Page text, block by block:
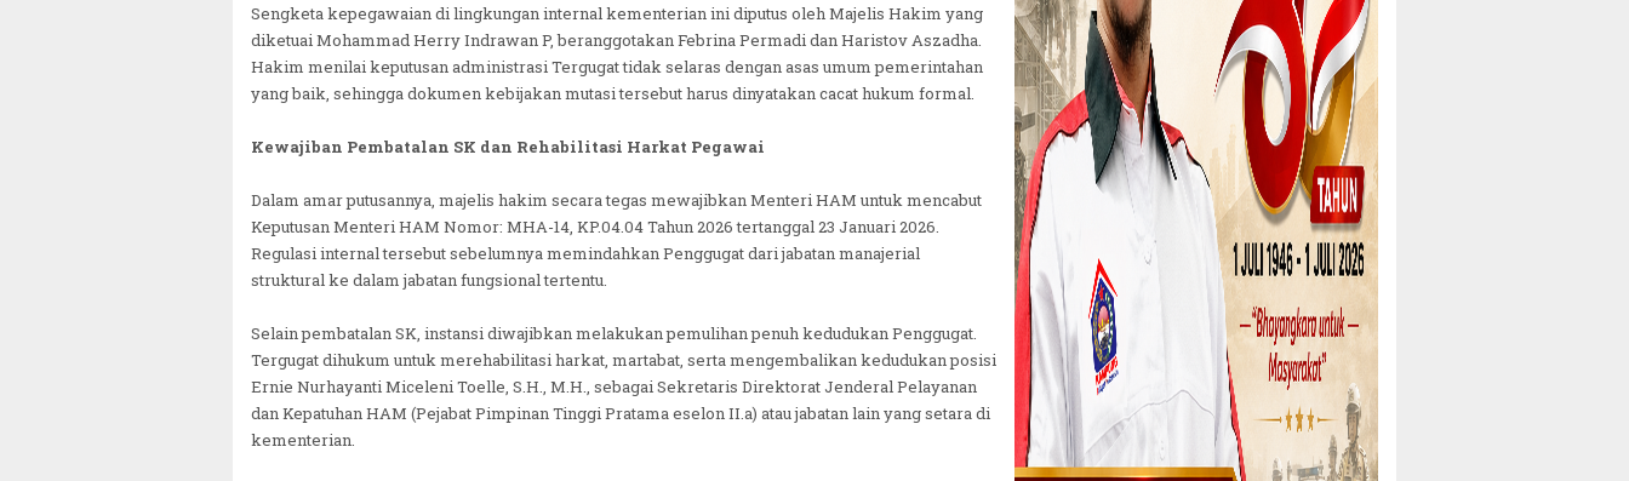
Sengketa kepegawaian di lingkungan internal kementerian ini diputus oleh Majelis Hakim yang
diketuai Mohammad Herry Indrawan P, beranggotakan Febrina Permadi dan Haristov Aszadha.
Hakim menilai keputusan administrasi Tergugat tidak selaras dengan asas umum pemerintahan
yang baik, sehingga dokumen kebijakan mutasi tersebut harus dinyatakan cacat hukum formal.
Kewajiban Pembatalan SK dan Rehabilitasi Harkat Pegawai
Dalam amar putusannya, majelis hakim secara tegas mewajibkan Menteri HAM untuk mencabut
Keputusan Menteri HAM Nomor: MHA-14, KP.04.04 Tahun 2026 tertanggal 23 Januari 2026.
Regulasi internal tersebut sebelumnya memindahkan Penggugat dari jabatan manajerial
struktural ke dalam jabatan fungsional tertentu.
Selain pembatalan SK, instansi diwajibkan melakukan pemulihan penuh kedudukan Penggugat.
Tergugat dihukum untuk merehabilitasi harkat, martabat, serta mengembalikan kedudukan posisi
Ernie Nurhayanti Miceleni Toelle, S.H., M.H., sebagai Sekretaris Direktorat Jenderal Pelayanan
dan Kepatuhan HAM (Pejabat Pimpinan Tinggi Pratama eselon II.a) atau jabatan lain yang setara di
kementerian.